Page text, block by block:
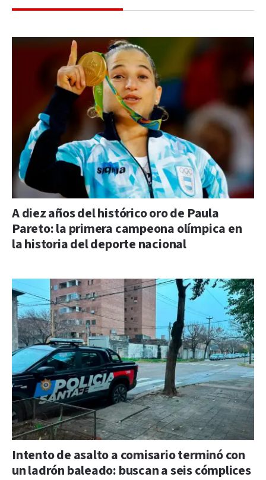
A diez años del histórico oro de Paula
Pareto: la primera campeona olímpica en
la historia del deporte nacional
Intento de asalto a comisario terminó con
un ladrón baleado: buscan a seis cómplices